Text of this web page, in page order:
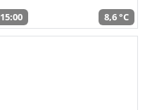
15:00 8,6 °C